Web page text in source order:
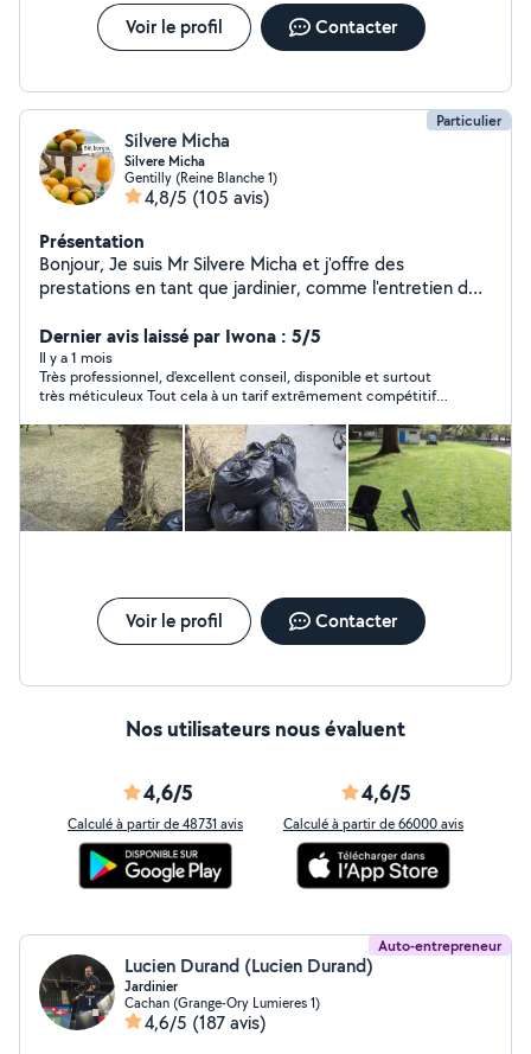
Voir le profil Contacter
Particulier
Silvere Micha
Silvere Micha
Gentilly (Reine Blanche 1)
4,8/5 (105 avis)
Présentation
Bonjour, Je suis Mr Silvere Micha et j'offre des
prestations en tant que jardinier, comme l'entretien de
encore. Je fais aussi des déménagement. Le prix peut
varier selon la tâche à accomplir, donc si vous êtes
intéressés, veuillez m'envoyer un message ou
directement m'appeler. Cordialement.
Dernier avis laissé par Iwona : 5/5
Il y a 1 mois
Très professionnel, d'excellent conseil, disponible et surtout
très méticuleux Tout cela à un tarif extrêmement compétitif
Voir le profil Contacter
Nos utilisateurs nous évaluent
4,6/5
Calculé à partir de 48731 avis
4,6/5
Calculé à partir de 66000 avis
Auto-entrepreneur
Lucien Durand (Lucien Durand)
Jardinier
Cachan (Grange-Ory Lumieres 1)
4,6/5 (187 avis)